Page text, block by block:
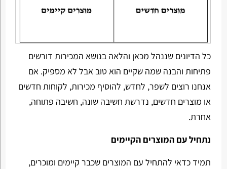
כל הדיונים שננהל מכאן והלאה בנושא המכירות דורשים
פתיחות והבנה שמה שקיים הוא טוב אבל לא מספיק. אם
אנחנו רוצים לשפר, לחדש, להוסיף מכירות, לקוחות חדשים
או מוצרים חדשים, נדרשת חשיבה שונה, חשיבה פתוחה,
אחרת.
נתחיל עם המוצרים הקיימים
תמיד כדאי להתחיל עם המוצרים שכבר קיימים ומוכרים,